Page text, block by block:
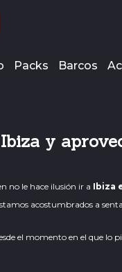
Packs Barcos
y
no le hace ilusión ir a Ibiza
acostumbrados a
el momento en el que lo